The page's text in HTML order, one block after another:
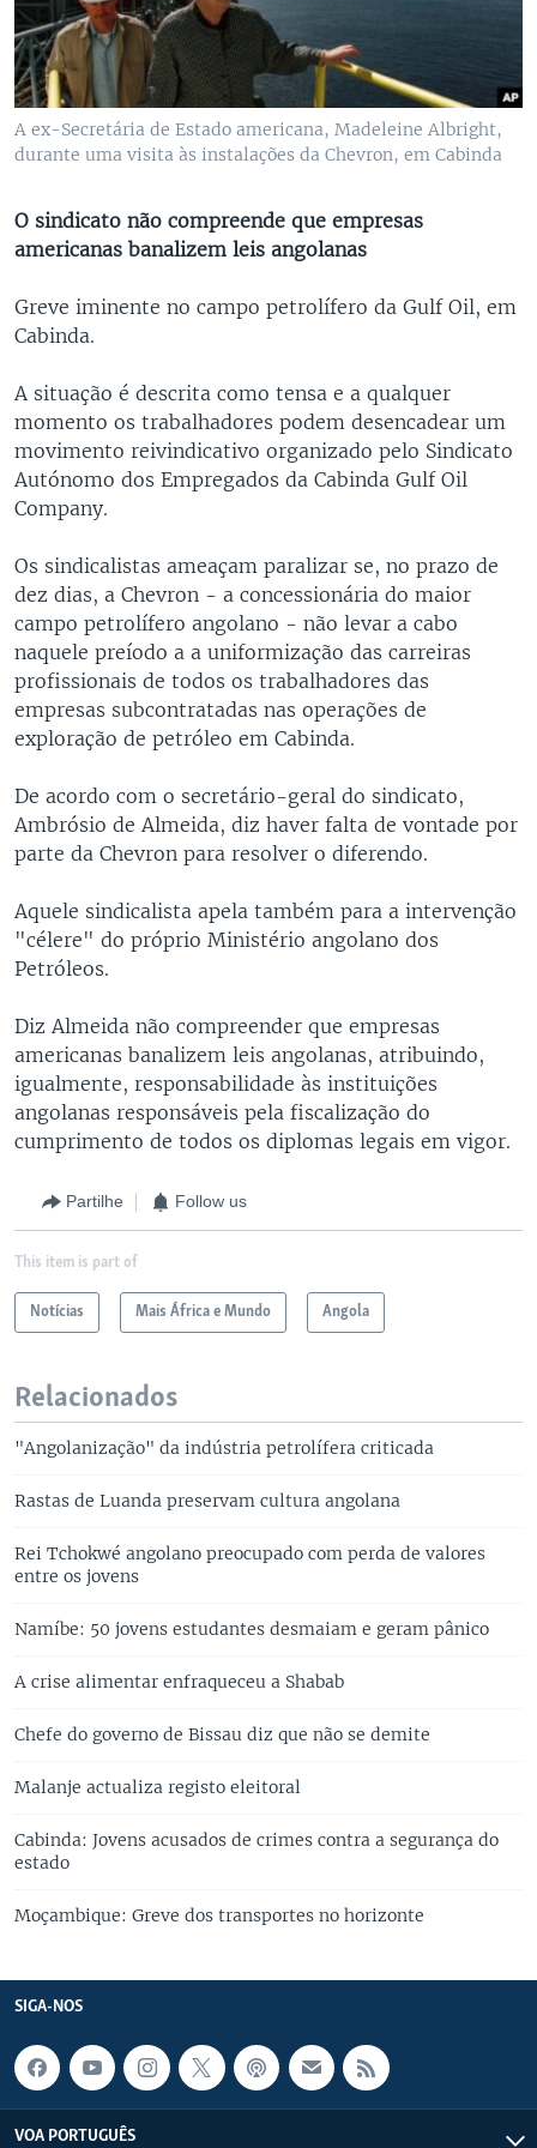
A ex-Secretária de Estado americana, Madeleine Albright,
durante uma visita às instalações da Chevron, em Cabinda
O sindicato não compreende que empresas
americanas banalizem leis angolanas
Greve iminente no campo petrolífero da Gulf Oil, em
Cabinda.
A situação é descrita como tensa e a qualquer
momento os trabalhadores podem desencadear um
movimento reivindicativo organizado pelo Sindicato
Autónomo dos Empregados da Cabinda Gulf Oil
Company.
Os sindicalistas ameaçam paralizar se, no prazo de
dez dias, a Chevron - a concessionária do maior
campo petrolífero angolano - não levar a cabo
naquele preíodo a a uniformização das carreiras
profissionais de todos os trabalhadores das
empresas subcontratadas nas operações de
exploração de petróleo em Cabinda.
De acordo com o secretário-geral do sindicato,
Ambrósio de Almeida, diz haver falta de vontade por
parte da Chevron para resolver o diferendo.
Aquele sindicalista apela também para a intervenção
"célere" do próprio Ministério angolano dos
Petróleos.
Diz Almeida não compreender que empresas
americanas banalizem leis angolanas, atribuindo,
igualmente, responsabilidade às instituições
angolanas responsáveis pela fiscalização do
cumprimento de todos os diplomas legais em vigor.
Partilhe Follow us
This item is part of
Notícias Mais África e Mundo Angola
Relacionados
"Angolanização" da indústria petrolífera criticada
Rastas de Luanda preservam cultura angolana
Rei Tchokwé angolano preocupado com perda de valores
entre os jovens
Namíbe: 50 jovens estudantes desmaiam e geram pânico
A crise alimentar enfraqueceu a Shabab
Chefe do governo de Bissau diz que não se demite
Malanje actualiza registo eleitoral
Cabinda: Jovens acusados de crimes contra a segurança do
estado
Moçambique: Greve dos transportes no horizonte
SIGA-NOS
VOA PORTUGUÊS